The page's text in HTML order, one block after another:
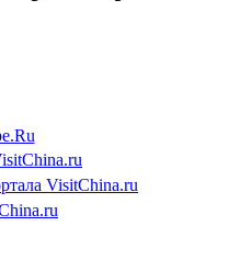
VisitChina.ru